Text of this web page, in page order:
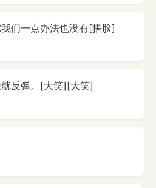
们一点办法也没有[捂脸]
反弹。[大笑][大笑]